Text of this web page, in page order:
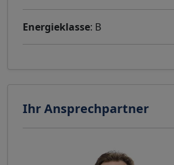
Energieklasse: B
Ihr Ansprechpartner